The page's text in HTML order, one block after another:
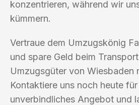
konzentrieren, während wir
kümmern.
Vertraue dem Umzugskönig
und spare Geld beim
Umzugsgüter von Wiesbaden
Kontaktiere uns noch heute für
unverbindliches Angebot und